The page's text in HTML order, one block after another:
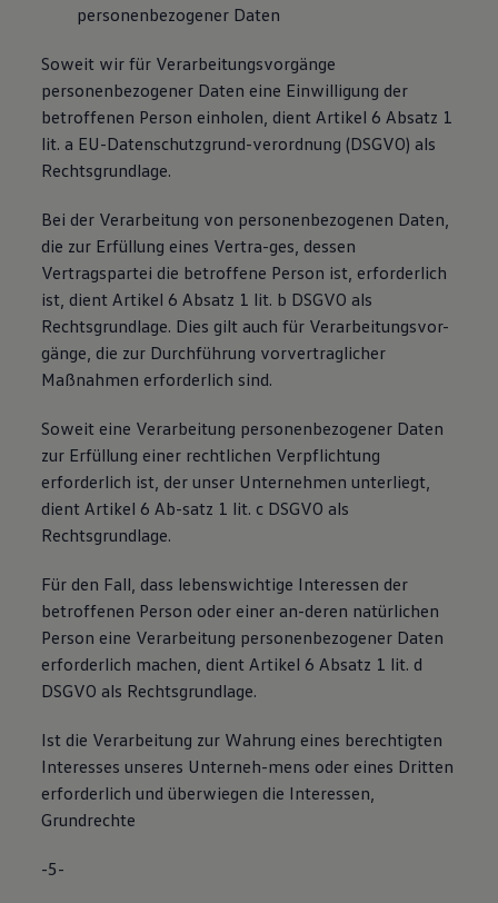
personenbezogener Daten
Soweit wir für Verarbeitungsvorgänge
personenbezogener Daten eine Einwilligung der
betroffenen Person einholen, dient Artikel 6 Absatz 1
lit. a EU-Datenschutzgrund-verordnung (DSGVO) als
Rechtsgrundlage.
Bei der Verarbeitung von personenbezogenen Daten,
die zur Erfüllung eines Vertra-ges, dessen
Vertragspartei die betroffene Person ist, erforderlich
ist, dient Artikel 6 Absatz 1 lit. b DSGVO als
Rechtsgrundlage. Dies gilt auch für Verarbeitungsvor-
gänge, die zur Durchführung vorvertraglicher
Maßnahmen erforderlich sind.
Soweit eine Verarbeitung personenbezogener Daten
zur Erfüllung einer rechtlichen Verpflichtung
erforderlich ist, der unser Unternehmen unterliegt,
dient Artikel 6 Ab-satz 1 lit. c DSGVO als
Rechtsgrundlage.
Für den Fall, dass lebenswichtige Interessen der
betroffenen Person oder einer an-deren natürlichen
Person eine Verarbeitung personenbezogener Daten
erforderlich machen, dient Artikel 6 Absatz 1 lit. d
DSGVO als Rechtsgrundlage.
Ist die Verarbeitung zur Wahrung eines berechtigten
Interesses unseres Unterneh-mens oder eines Dritten
erforderlich und überwiegen die Interessen,
Grundrechte
-5-